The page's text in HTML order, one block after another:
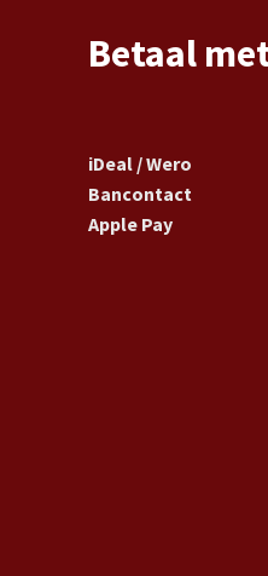
Betaal
iDeal / Wero
Bancontact
Apple Pay